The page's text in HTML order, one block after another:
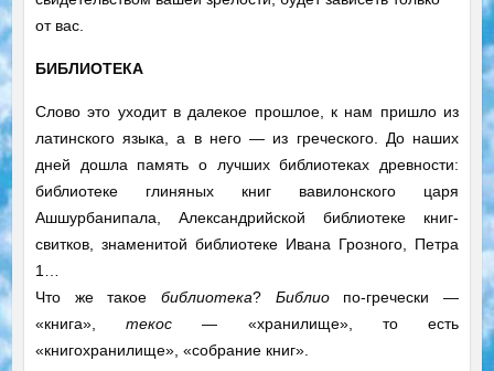
от вас.
БИБЛИОТЕКА
Слово это уходит в далекое прошлое, к нам пришло из
латинского языка, а в него — из греческого. До наших
дней дошла память о лучших библиотеках древности:
библиотеке глиняных книг вавилонского царя
Ашшурбанипала, Александрийской библиотеке книг-
свитков, знаменитой библиотеке Ивана Грозного, Петра
1…
Что же такое библиотека? Библиопо-гречески —
«книга»,текос — «хранилище», то есть
«книгохранилище», «собрание книг».